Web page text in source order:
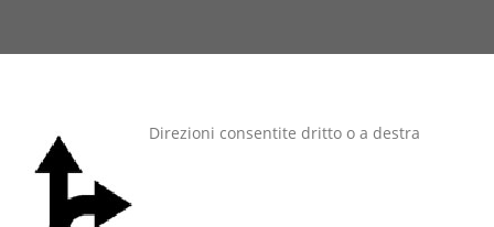
Direzioni consentite dritto o a destra